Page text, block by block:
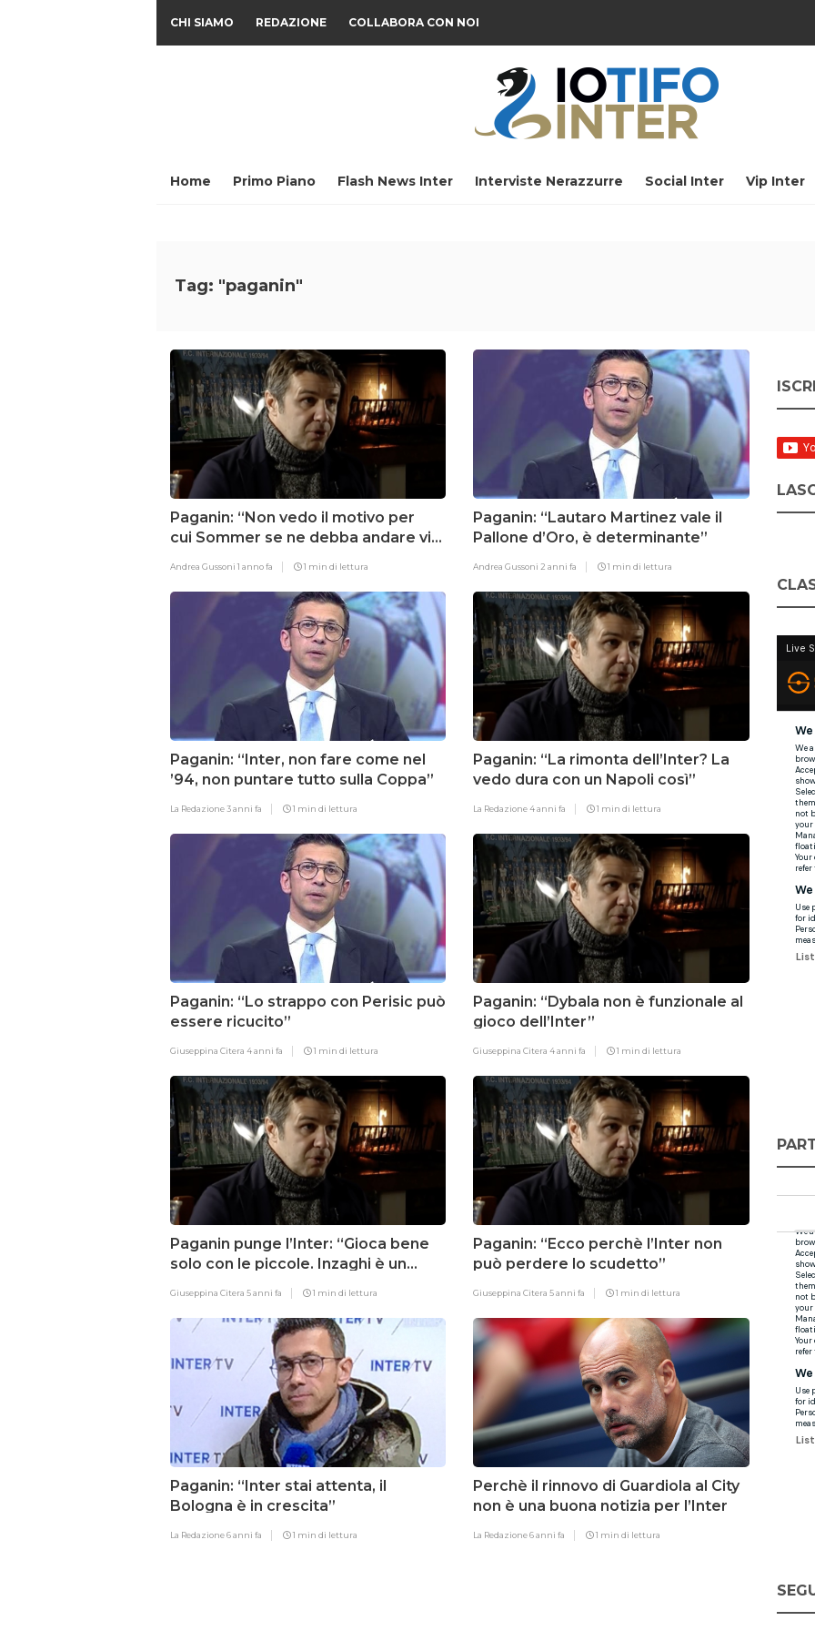
CHI SIAMO REDAZIONE COLLABORA CON NOI
Home Primo Piano Flash News Inter Interviste Nerazzurre Social Inter Vip Inter
Tag: "paganin"
Paganin: “Non vedo il motivo per
cui Sommer se ne debba andare via
Andrea Gussoni1 anno fa 1 min di lettura
Paganin: “Lautaro Martinez vale il
Pallone d’Oro, è determinante”
Andrea Gussoni 2 anni fa 1 min di lettura
Paganin: “Inter, non fare come nel
’94, non puntare tutto sulla Coppa”
La Redazione3 anni fa 1 min di lettura
Paganin: “La rimonta dell’Inter? La
vedo dura con un Napoli così”
La Redazione4 anni fa 1 min di lettura
Paganin: “Lo strappo con Perisic può
essere ricucito”
Giuseppina Citera 4 anni fa 1 min di lettura
Paganin: “Dybala non è funzionale al
gioco dell’Inter”
Giuseppina Citera4 anni fa 1 min di lettura
Paganin punge l’Inter: “Gioca bene
solo con le piccole. Inzaghi è un
Giuseppina Citera 5 anni fa 1 min di lettura
Paganin: “Ecco perchè l’Inter non
può perdere lo scudetto”
Giuseppina Citera5 anni fa 1 min di lettura
Paganin: “Inter stai attenta, il
Bologna è in crescita”
La Redazione6 anni fa 1 min di lettura
Perchè il rinnovo di Guardiola al City
non è una buona notizia per l’Inter
La Redazione6 anni fa 1 min di lettura